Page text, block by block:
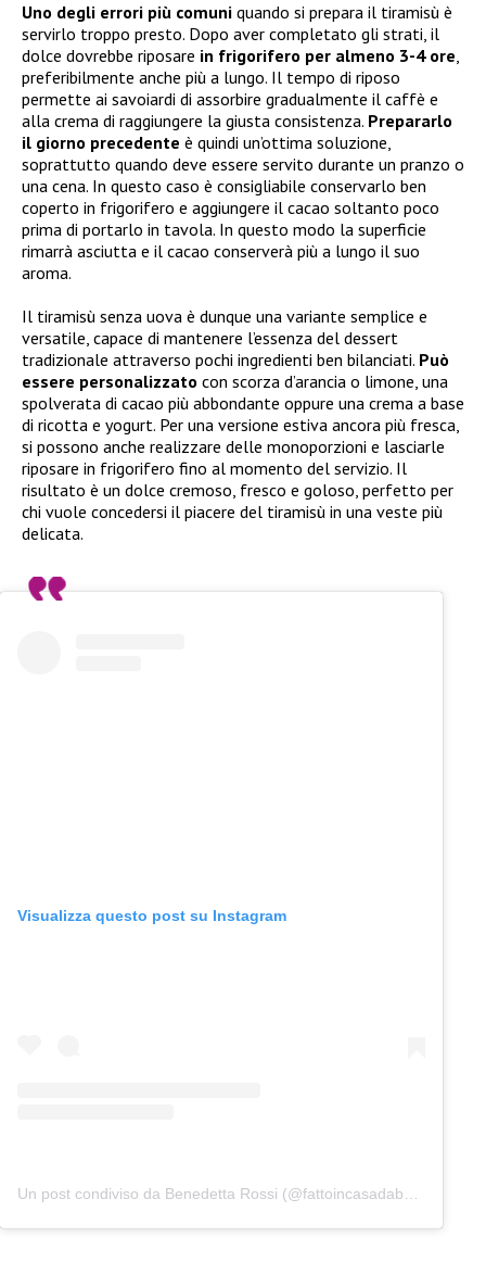
Uno degli errori più comuni quando si prepara il tiramisù è
servirlo troppo presto. Dopo aver completato gli strati, il
dolce dovrebbe riposare in frigorifero per almeno 3-4 ore,
preferibilmente anche più a lungo. Il tempo di riposo
permette ai savoiardi di assorbire gradualmente il caffè e
alla crema di raggiungere la giusta consistenza. Prepararlo
il giorno precedente è quindi un’ottima soluzione,
soprattutto quando deve essere servito durante un pranzo o
una cena. In questo caso è consigliabile conservarlo ben
coperto in frigorifero e aggiungere il cacao soltanto poco
prima di portarlo in tavola. In questo modo la superficie
rimarrà asciutta e il cacao conserverà più a lungo il suo
aroma.
Il tiramisù senza uova è dunque una variante semplice e
versatile, capace di mantenere l’essenza del dessert
tradizionale attraverso pochi ingredienti ben bilanciati. Può
essere personalizzato con scorza d’arancia o limone, una
spolverata di cacao più abbondante oppure una crema a base
di ricotta e yogurt. Per una versione estiva ancora più fresca,
si possono anche realizzare delle monoporzioni e lasciarle
riposare in frigorifero fino al momento del servizio. Il
risultato è un dolce cremoso, fresco e goloso, perfetto per
chi vuole concedersi il piacere del tiramisù in una veste più
delicata.
Visualizza questo post su Instagram
Un post condiviso da Benedetta Rossi (@fattoincasadabenedetta)